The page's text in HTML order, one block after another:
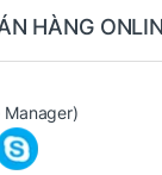
HÀNG
Manager)